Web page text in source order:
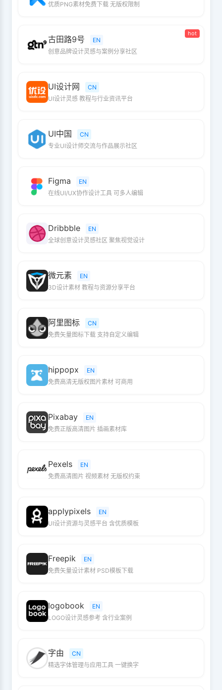
优质PNG素材免费下载 无版权限制
hot
古田路9号
EN
创意品牌设计灵感与案例分享社区
UI设计网
CN
UI设计灵感 教程与行业资讯平台
UI中国
CN
专业UI设计师交流与作品展示社区
Figma
EN
在线UI/UX协作设计工具 可多人编辑
Dribbble
EN
全球创意设计灵感社区 聚焦视觉设计
微元素
EN
3D设计素材 教程与资源分享平台
阿里图标
CN
免费矢量图标下载 支持自定义编辑
hippopx
EN
免费高清无版权图片素材 可商用
Pixabay
EN
免费正版高清图片 插画素材库
Pexels
EN
免费高清图片 视频素材 无版权约束
applypixels
EN
UI设计资源与灵感平台 含优质模板
Freepik
EN
免费矢量设计素材 PSD模板下载
logobook
EN
LOGO设计灵感参考 含行业案例
字由
CN
精选字体管理与应用工具 一键换字